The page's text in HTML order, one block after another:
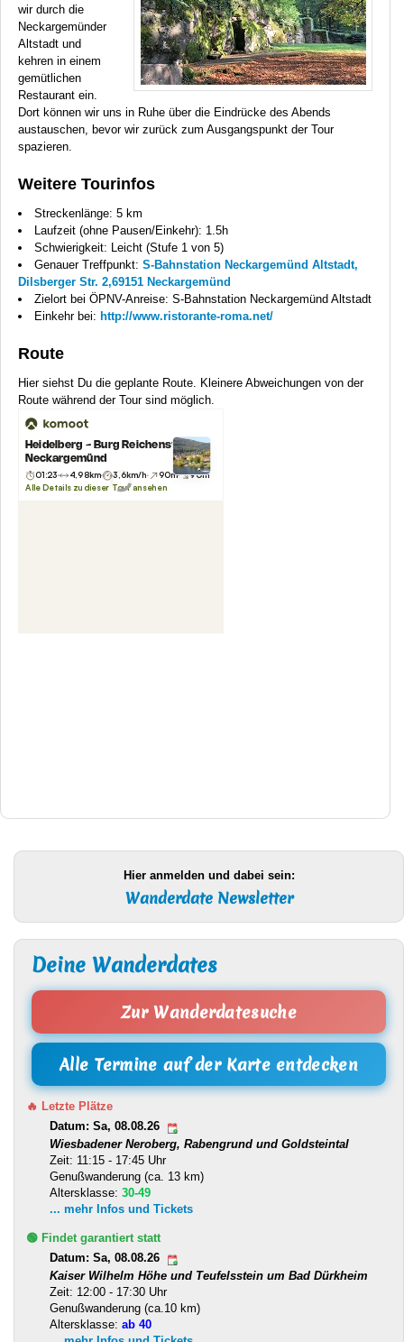
wir durch die
Neckargemünder
Altstadt und
kehren in einem
gemütlichen
Restaurant ein.
Dort können wir uns in Ruhe über die Eindrücke des Abends
austauschen, bevor wir zurück zum Ausgangspunkt der Tour
spazieren.
Weitere Tourinfos
Streckenlänge: 5 km
Laufzeit (ohne Pausen/Einkehr): 1.5h
Schwierigkeit: Leicht (Stufe 1 von 5)
Genauer Treffpunkt: S-Bahnstation Neckargemünd Altstadt,
Dilsberger Str. 2,69151 Neckargemünd
Zielort bei ÖPNV-Anreise: S-Bahnstation Neckargemünd Altstadt
Einkehr bei: http://www.ristorante-roma.net/
Route
Hier siehst Du die geplante Route. Kleinere Abweichungen von der
Route während der Tour sind möglich.
Hier anmelden und dabei sein:
Wanderdate Newsletter
Deine Wanderdates
Zur Wanderdatesuche
Alle Termine auf der Karte entdecken
🔥 Letzte Plätze
Datum: Sa, 08.08.26
Wiesbadener Neroberg, Rabengrund und Goldsteintal
Zeit: 11:15 - 17:45 Uhr
Genußwanderung (ca. 13 km)
Altersklasse: 30-49
... mehr Infos und Tickets
🟢 Findet garantiert statt
Datum: Sa, 08.08.26
Kaiser Wilhelm Höhe und Teufelsstein um Bad Dürkheim
Zeit: 12:00 - 17:30 Uhr
Genußwanderung (ca.10 km)
Altersklasse: ab 40